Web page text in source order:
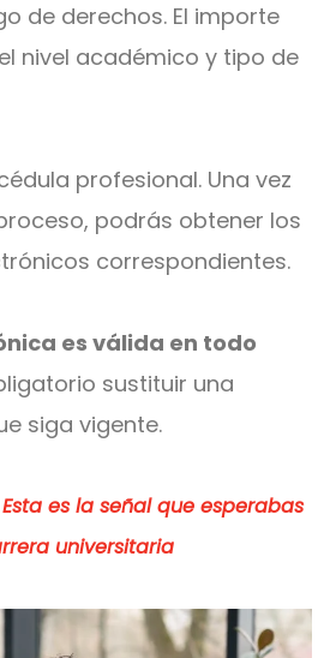
de derechos. El importe
nivel académico y tipo de
profesional. Una vez
podrás obtener los
correspondientes.
es válida en todo
sustituir una
siga vigente.
Esta es la señal que esperabas
universitaria